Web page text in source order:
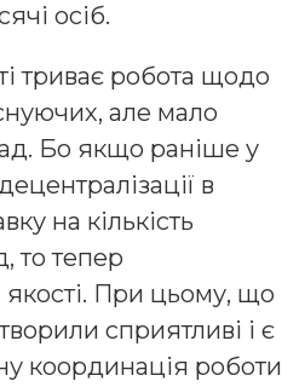
осіб.
триває робота щодо
але мало
Бо якщо раніше у
в
на кількість
то тепер
якості. При цьому, що
сприятливі і є
координація роботи